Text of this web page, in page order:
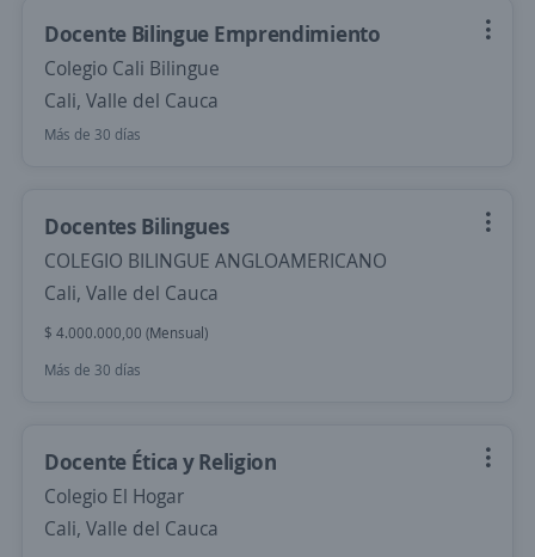
Docente Bilingue Emprendimiento
Colegio Cali Bilingue
Cali, Valle del Cauca
Más de 30 días
Docentes Bilingues
COLEGIO BILINGUE ANGLOAMERICANO
Cali, Valle del Cauca
$ 4.000.000,00 (Mensual)
Más de 30 días
Docente Ética y Religion
Colegio El Hogar
Cali, Valle del Cauca